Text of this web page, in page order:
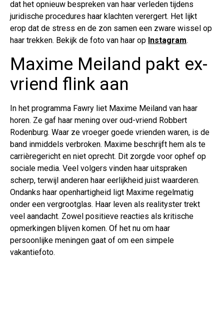
dat het opnieuw bespreken van haar verleden tijdens
juridische procedures haar klachten verergert. Het lijkt
erop dat de stress en de zon samen een zware wissel op
haar trekken. Bekijk de foto van haar op Instagram.
Maxime Meiland pakt ex-
vriend flink aan
In het programma Fawry liet Maxime Meiland van haar
horen. Ze gaf haar mening over oud-vriend Robbert
Rodenburg. Waar ze vroeger goede vrienden waren, is de
band inmiddels verbroken. Maxime beschrijft hem als te
carrièregericht en niet oprecht. Dit zorgde voor ophef op
sociale media. Veel volgers vinden haar uitspraken
scherp, terwijl anderen haar eerlijkheid juist waarderen.
Ondanks haar openhartigheid ligt Maxime regelmatig
onder een vergrootglas. Haar leven als realityster trekt
veel aandacht. Zowel positieve reacties als kritische
opmerkingen blijven komen. Of het nu om haar
persoonlijke meningen gaat of om een simpele
vakantiefoto.